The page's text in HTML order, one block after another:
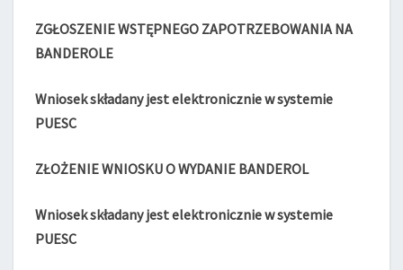
ZGŁOSZENIEWSTĘPNEGO ZAPOTRZEBOWANIA NA
BANDEROLE
Wniosek składany jest elektronicznie w systemie
PUESC
ZŁOŻENIE WNIOSKU O WYDANIE BANDEROL
Wniosek składany jest elektronicznie w systemie
PUESC